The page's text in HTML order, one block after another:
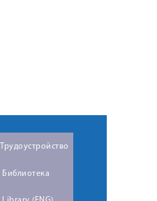
Трудоустройство
Библиотека